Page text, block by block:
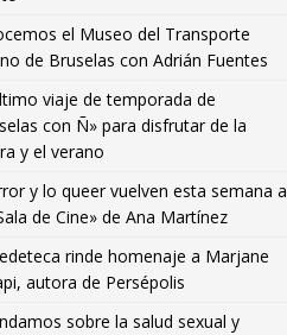
el Museo del Transporte
de Bruselas con Adrián Fuentes
viaje de temporada de
con Ñ» para disfrutar de la
y el verano
y lo queer vuelven esta semana a
de Cine» de Ana Martínez
rinde homenaje a Marjane
autora de Persépolis
sobre la salud sexual y